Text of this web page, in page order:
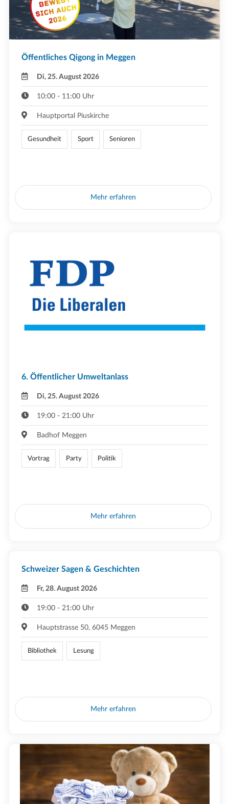
Öffentliches Qigong in Meggen
Di, 25. August 2026
10:00 - 11:00 Uhr
Hauptportal Piuskirche
Gesundheit Sport Senioren
Mehr erfahren
6. Öffentlicher Umweltanlass
Di, 25. August 2026
19:00 - 21:00 Uhr
Badhof Meggen
Vortrag Party Politik
Mehr erfahren
Schweizer Sagen & Geschichten
Fr, 28. August 2026
19:00 - 21:00 Uhr
Hauptstrasse 50, 6045 Meggen
Bibliothek Lesung
Mehr erfahren